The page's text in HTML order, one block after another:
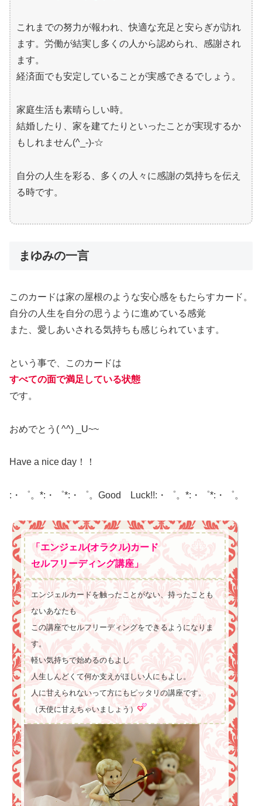
これまでの努力が報われ、快適な充足と安らぎが訪れ
ます。労働が結実し多くの人から認められ、感謝され
ます。
経済面でも安定していることが実感できるでしょう。
家庭生活も素晴らしい時。
結婚したり、家を建てたりといったことが実現するか
もしれません(^_-)-☆
自分の人生を彩る、多くの人々に感謝の気持ちを伝え
る時です。
まゆみの一言
このカードは家の屋根のような安心感をもたらすカード。
自分の人生を自分の思うように進めている感覚
また、愛しあいされる気持ちも感じられています。
という事で、このカードは
すべての面で満足している状態
です。
おめでとう( ^^) _U~~
Have a nice day！！
:・゜。*:・゜*:・゜。Good Luck!!:・゜。*:・゜*:・゜。
「エンジェル(オラクル)カード
セルフリーディング講座」
エンジェルカードを触ったことがない、持ったことも
ないあなたも
この講座でセルフリーディングをできるようになりま
す。
軽い気持ちで始めるのもよし
人生しんどくて何か支えがほしい人にもよし。
人に甘えられないって方にもピッタリの講座です。
（天使に甘えちゃいましょう）